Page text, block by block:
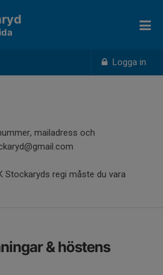
Logga in
mailadress och
Stockaryds regi måste du vara
& höstens